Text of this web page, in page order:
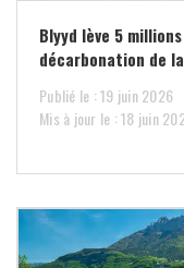
Blyyd lève 5
décarbonation de
Publié le : 19 juin 2026
Mis à jour le : 18 juin